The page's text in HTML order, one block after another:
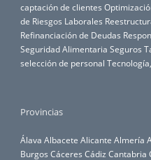
captación de clientes
de Riesgos Laborales
Refinanciación de Deudas
Seguridad Alimentaria Seguros
selección de personal
Provincias
Álava Albacete Alicante Almería
Burgos Cáceres Cádiz Cantabria